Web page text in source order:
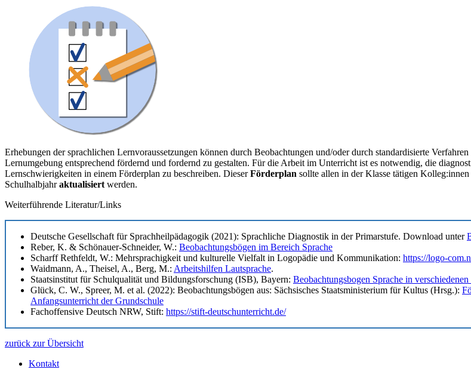
Erhebungen der sprachlichen Lernvoraussetzungen können durch Beobachtungen und/oder durch standardisierte
Lernumgebung entsprechend fördernd und fordernd zu gestalten. Für die Arbeit im Unterricht ist es notwendig, die
Lernschwierigkeiten in einem Förderplan zu beschreiben. DieserFörderplan sollte allen in der Klasse tätigen Kolleg:innen
Schulhalbjahraktualisiert werden.
Weiterführende Literatur/Links
Deutsche Gesellschaft für Sprachheilpädagogik (2021): Sprachliche Diagnostik in der Primarstufe. Download unter
Reber, K. & Schönauer-Schneider, W.: Beobachtungsbögen im Bereich Sprache
Scharff Rethfeldt, W.: Mehrsprachigkeit und kulturelle Vielfalt in Logopädie und Kommunikation: https://logo-
Waidmann, A., Theisel, A., Berg, M.: Arbeitshilfen Lautsprache.
Staatsinstitut für Schulqualität und Bildungsforschung (ISB), Bayern: Beobachtungsbogen Sprache in
Glück, C. W., Spreer, M. et al. (2022): Beobachtungsbögen aus: Sächsisches Staatsministerium für Kultus (Hrsg.):
Anfangsunterricht der Grundschule
Fachoffensive Deutsch NRW, Stift: https://stift-deutschunterricht.de/
zurück zur Übersicht
Kontakt